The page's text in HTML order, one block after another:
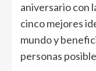
aniversario con
cinco mejores
mundo y
personas